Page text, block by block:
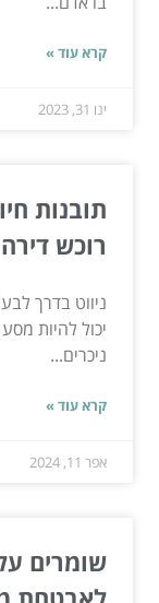
קרא עוד »
ינו 31, 2023
תובנות
רוכש
ניווט בדרך
יכול להיות
ניכרים...
קרא עוד »
אפר 11, 2024
שומרים